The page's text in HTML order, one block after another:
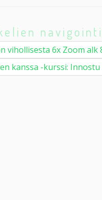
navigointi
6x Zoom alk
kanssa -kurssi: Innostu